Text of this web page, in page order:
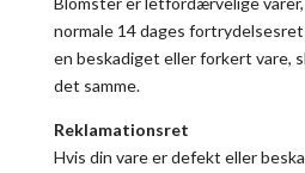
normale 14 dages
en beskadiget eller forkert vare,
det samme.
Reklamationsret
Hvis din vare er defekt eller